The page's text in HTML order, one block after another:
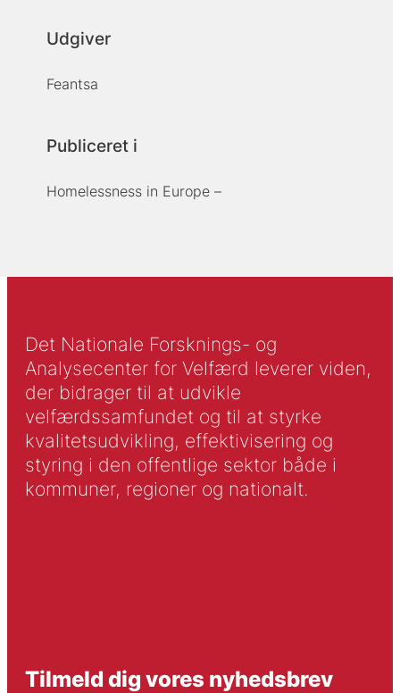
Udgiver
Feantsa
Publiceret i
Homelessness in Europe –
Det Nationale Forsknings- og
Analysecenter for Velfærd leverer viden,
der bidrager til at udvikle
velfærdssamfundet og til at styrke
kvalitetsudvikling, effektivisering og
styring i den offentlige sektor både i
kommuner, regioner og nationalt.
Tilmeld dig vores nyhedsbrev